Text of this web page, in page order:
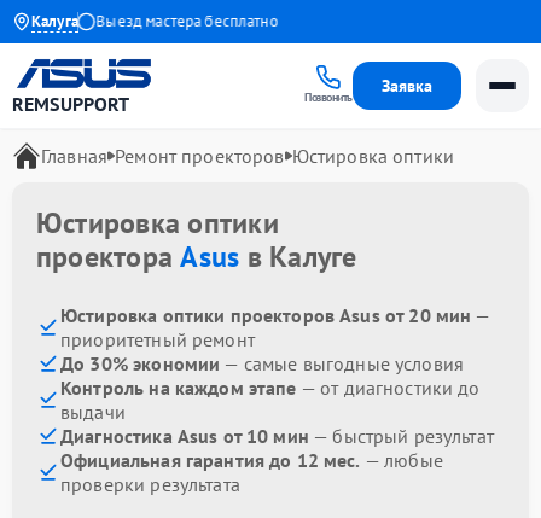
Калуга
1 года Выезд мастера бесплатно
REMSUPPORT Позвонить
Заявка
Главная Ремонт проекторов Юстировка оптики
Юстировка оптики
проектораAsus в Калуге
Юстировка оптики проекторов Asus от 20 мин —
приоритетный ремонт
До 30% экономии — самые выгодные условия
Контроль на каждом этапе — от диагностики до
выдачи
Диагностика Asus от 10 мин — быстрый результат
Официальная гарантия до 12 мес. — любые
проверки результата